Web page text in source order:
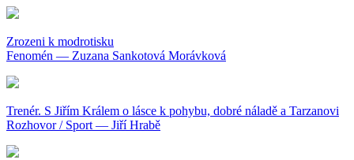
Zrozeni k modrotisku
Fenomén — Zuzana Sankotová Morávková
Trenér. S Jiřím Králem o lásce k pohybu, dobré náladě a Tarzanovi
Rozhovor / Sport — Jiří Hrabě